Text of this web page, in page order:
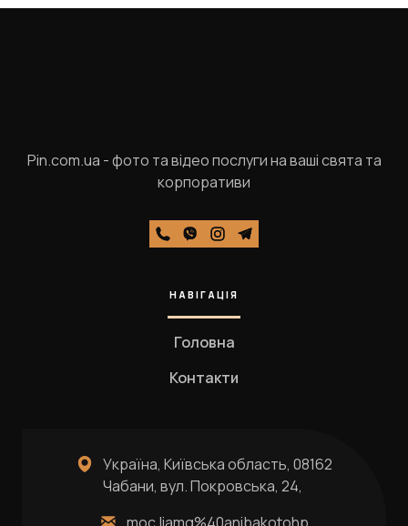
Pin.com.ua - фото та відео послуги на ваші свята та
корпоративи
НАВІГАЦІЯ
Головна
Контакти
Україна, Київська область, 08162
Чабани, вул. Покровська, 24,